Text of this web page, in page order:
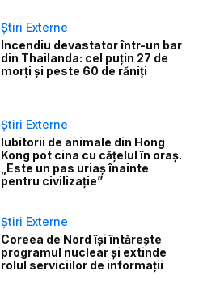
Știri Externe
Incendiu devastator într-un bar
din Thailanda: cel puțin 27 de
morți și peste 60 de răniți
Știri Externe
Iubitorii de animale din Hong
Kong pot cina cu cățelul în oraș.
„Este un pas uriaș înainte
pentru civilizație”
Știri Externe
Coreea de Nord își întărește
programul nuclear și extinde
rolul serviciilor de informații